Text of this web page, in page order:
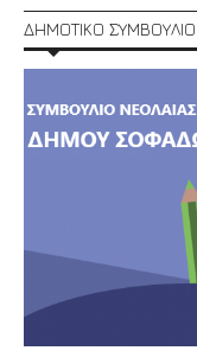
ΔΗΜΟΤΙΚΟ